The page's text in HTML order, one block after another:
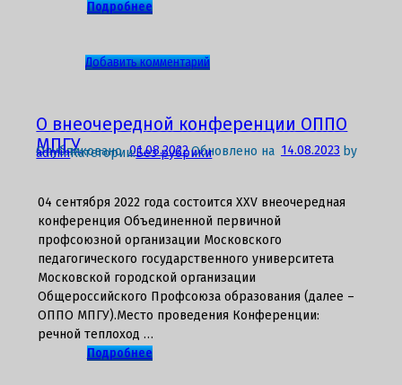
стипендии
Подробнее
Добавить комментарийк
внеочередная
конференции
ОППО
О внеочередной конференции ОППО
МПГУ
Опубликовано 01.08.2022 Обновлено на 14.08.2023 by
adminКатегории:Без рубрики
04 сентября 2022 года состоится XXV внеочередная
конференция Объединенной первичной
профсоюзной организации Московского
педагогического государственного университета
Московской городской организации
Общероссийского Профсоюза образования (далее –
ОППО МПГУ).Место проведения Конференции:
речной теплоход …
Подробнее